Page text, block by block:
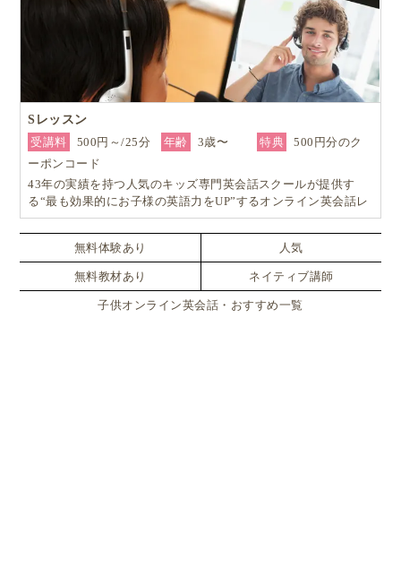
Sレッスン
受講料
500円～/25分 年齢 3歳〜 特典
500円分のク
ーポンコード
43年の実績を持つ人気のキッズ専門英会話スクールが提供す
る“最も効果的にお子様の英語力をUP”するオンライン英会話レ
ッスン！
無料体験あり 人気
無料教材あり ネイティブ講師
子供オンライン英会話・おすすめ一覧